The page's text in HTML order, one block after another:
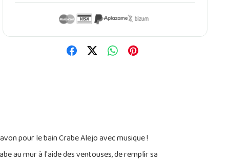
pour le bain Crabe Alejo avec musique !
au mur à l'aide des ventouses, de remplir sa